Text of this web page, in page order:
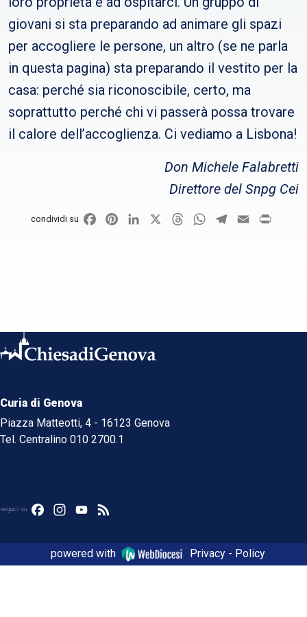
giovani si sta preparando ad animare gli spazi
per accogliere le persone, un altro (se ne parla
in questa pagina) sta preparando il vestito per la
casa: perché sia riconoscibile, certo, ma
soprattutto perché chi vi passerà possa trovare
il calore dell’accoglienza. Ci vediamo a Lisbona!
Don Michele Falabretti
Direttore del Snpg Cei
condividi su FacebookPinterestLinkedIn ThreadsWhatsApp
Telegram
Email
Curia di Genova
Piazza Matteotti, 4 - 16123 Genova
Tel. Centralino 010 2700.1
seguici su FacebookInstagram
YouTube
powered with Privacy - Policy